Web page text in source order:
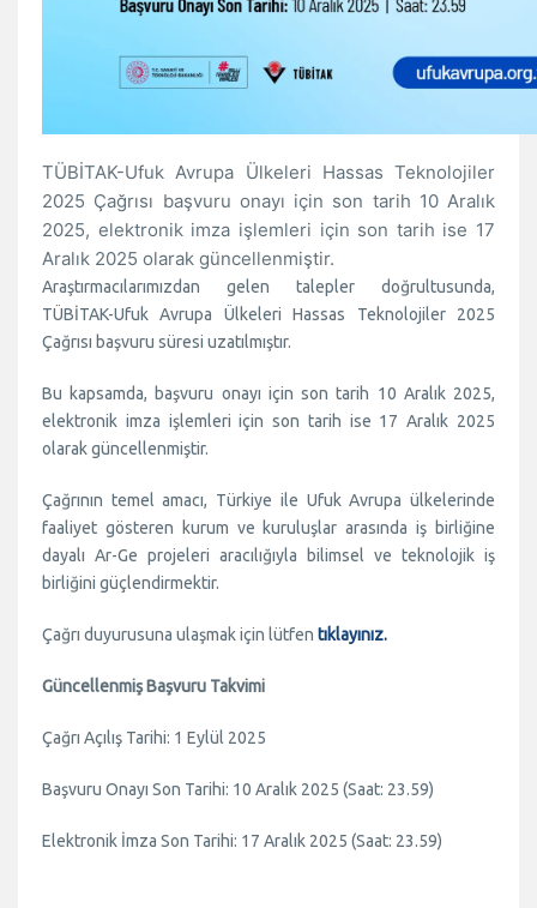
TÜBİTAK-Ufuk Avrupa Ülkeleri Hassas Teknolojiler
2025 Çağrısı başvuru onayı için son tarih 10 Aralık
2025, elektronik imza işlemleri için son tarih ise 17
Aralık 2025 olarak güncellenmiştir.
Araştırmacılarımızdan gelen talepler doğrultusunda,
TÜBİTAK-Ufuk Avrupa Ülkeleri Hassas Teknolojiler 2025
Çağrısı başvuru süresi uzatılmıştır.
Bu kapsamda, başvuru onayı için son tarih 10 Aralık 2025,
elektronik imza işlemleri için son tarih ise 17 Aralık 2025
olarak güncellenmiştir.
Çağrının temel amacı, Türkiye ile Ufuk Avrupa ülkelerinde
faaliyet gösteren kurum ve kuruluşlar arasında iş birliğine
dayalı Ar-Ge projeleri aracılığıyla bilimsel ve teknolojik iş
birliğini güçlendirmektir.
Çağrı duyurusuna ulaşmak için lütfen tıklayınız.
Güncellenmiş Başvuru Takvimi
Çağrı Açılış Tarihi: 1 Eylül 2025
Başvuru Onayı Son Tarihi: 10 Aralık 2025 (Saat: 23.59)
Elektronik İmza Son Tarihi: 17 Aralık 2025 (Saat: 23.59)